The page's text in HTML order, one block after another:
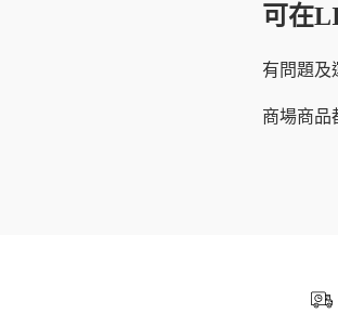
可在
有問題及
商場商品